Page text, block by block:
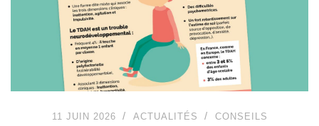
11 JUIN 2026 ACTUALITÉS CONSEILS